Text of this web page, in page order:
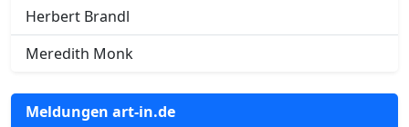
Herbert Brandl
Meredith Monk
Meldungen art-in.de